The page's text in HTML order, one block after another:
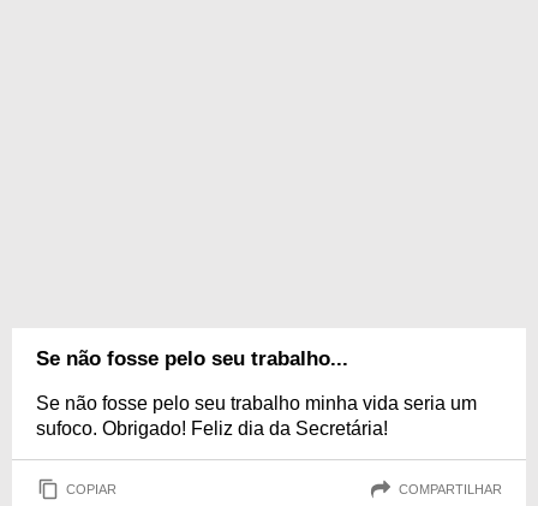
Se não fosse pelo seu trabalho...
Se não fosse pelo seu trabalho minha vida seria um
sufoco. Obrigado! Feliz dia da Secretária!
COPIAR COMPARTILHAR